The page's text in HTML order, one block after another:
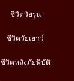
ชีวิตวัยรุ่น
ชีวิตวัยเยาว์
ชีวิตหลังภัยพิบัติ